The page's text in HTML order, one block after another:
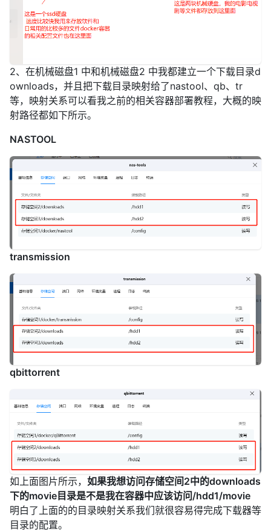
2、在机械磁盘1 中和机械磁盘2 中我都建立一个下载目录d
ownloads，并且把下载目录映射给了nastool、qb、tr
等，映射关系可以看我之前的相关容器部署教程，大概的映
射路径都如下所示。
NASTOOL
transmission
qbittorrent
如上面图片所示， 如果我想访问存储空间2中的downloads
下的movie目录是不是我在容器中应该访问/hdd1/movie
明白了上面的的目录映射关系我们就很容易得完成下载器等
目录的配置。